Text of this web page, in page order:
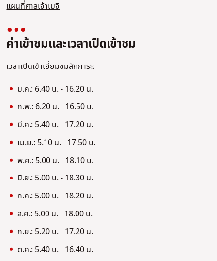
แผนที่ศาลเจ้าเมจิ
ค่าเข้าชมและเวลาเปิดเข้าชม
เวลาเปิดเข้าเยี่ยมชมสักการะ:
ม.ค.: 6.40 น. - 16.20 น.
ก.พ.: 6.20 น. - 16.50 น.
มี.ค.: 5.40 น. - 17.20 น.
เม.ย.: 5.10 น. - 17.50 น.
พ.ค.: 5.00 น. - 18.10 น.
มิ.ย.: 5.00 น. - 18.30 น.
ก.ค.: 5.00 น. - 18.20 น.
ส.ค.: 5.00 น. - 18.00 น.
ก.ย.: 5.20 น. - 17.20 น.
ต.ค.: 5.40 น. - 16.40 น.